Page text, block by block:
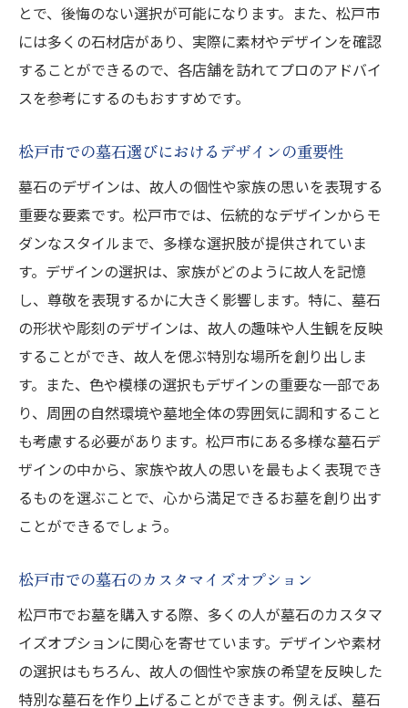
とで、後悔のない選択が可能になります。また、松戸市
には多くの石材店があり、実際に素材やデザインを確認
することができるので、各店舗を訪れてプロのアドバイ
スを参考にするのもおすすめです。
松戸市での墓石選びにおけるデザインの重要性
墓石のデザインは、故人の個性や家族の思いを表現する
重要な要素です。松戸市では、伝統的なデザインからモ
ダンなスタイルまで、多様な選択肢が提供されていま
す。デザインの選択は、家族がどのように故人を記憶
し、尊敬を表現するかに大きく影響します。特に、墓石
の形状や彫刻のデザインは、故人の趣味や人生観を反映
することができ、故人を偲ぶ特別な場所を創り出しま
す。また、色や模様の選択もデザインの重要な一部であ
り、周囲の自然環境や墓地全体の雰囲気に調和すること
も考慮する必要があります。松戸市にある多様な墓石デ
ザインの中から、家族や故人の思いを最もよく表現でき
るものを選ぶことで、心から満足できるお墓を創り出す
ことができるでしょう。
松戸市での墓石のカスタマイズオプション
松戸市でお墓を購入する際、多くの人が墓石のカスタマ
イズオプションに関心を寄せています。デザインや素材
の選択はもちろん、故人の個性や家族の希望を反映した
特別な墓石を作り上げることができます。例えば、墓石